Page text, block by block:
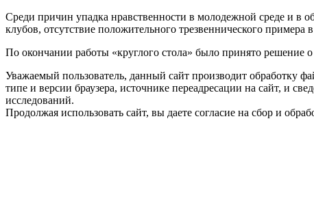
Среди причин упадка нравственности в молодежной среде и в
клубов, отсутствие положительного трезвеннического
По окончании работы «круглого стола» было принято решение
Уважаемый пользователь, данный сайт производит обработку
типе и версии браузера, источнике переадресации на сайт, и
исследований.
Продолжая использовать сайт, вы даете согласие на сбор и